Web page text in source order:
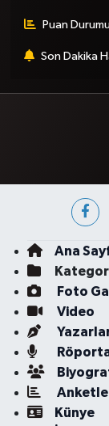
Puan
Son Dakika
Ana
Foto
Video
Künye